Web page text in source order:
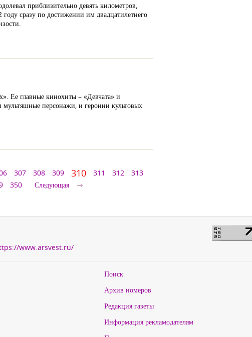
приблизительно девять километров,
сразу по достижении им двадцатилетнего
Ее главные кинохиты – «Девчата» и
мультяшные персонажи, и героини культовых
307 308 309 310 311 312
313
350 Следующая
www.arsvest.ru/
Поиск
Архив номеров
Редакция газеты
Информация рекламодателям